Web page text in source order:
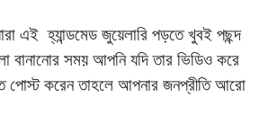
এই হ্যান্ডমেড জুয়েলারি পড়তে খুবই পছন্দ
বানানোর সময় আপনি যদি তার ভিডিও করে
পোস্ট করেন তাহলে আপনার জনপ্রীতি আরো